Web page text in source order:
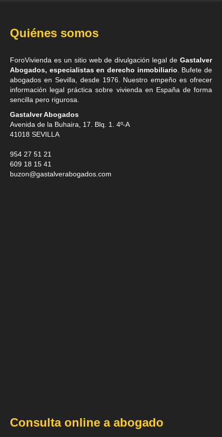
Quiénes somos
ForoVivienda es un sitio web de divulgación legal de Gastalver
Abogados, especialistas en derecho inmobiliario . Bufete de
abogados en Sevilla , desde 1976. Nuestro empeño es ofrecer
información legal práctica sobre vivienda en España de forma
sencilla pero rigurosa.
Gastalver Abogados
Avenida de la Buhaira, 17. Blq. 1. 4º-A
41018 SEVILLA
954 27 51 21
609 18 15 41
buzon@gastalverabogados.com
Consulta online a abogado